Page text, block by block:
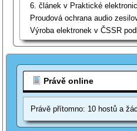
6. článek v Praktické
Proudová ochrana audio
Výroba elektronek v ČSSR
Právě online
Právě přítomno: 10 hostů a